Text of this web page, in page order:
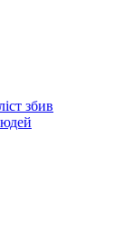
збив